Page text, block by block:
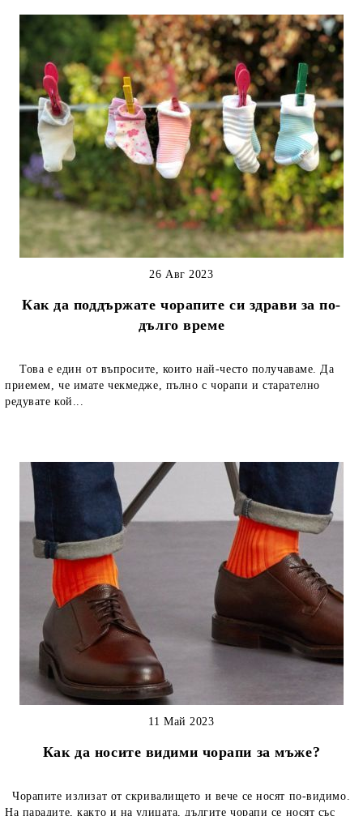
Как да поддържате чорапите си здрави за по-
дълго време
26 Авг 2023
Това е един от въпросите, които най-често получаваме. Да
приемем, че имате чекмедже, пълно с чорапи и старателно
редувате кой...
Как да носите видими чорапи за мъже?
11 Май 2023
Чорапите излизат от скривалището и вече се носят по-видимо.
На парадите, както и на улицата, дългите чорапи се носят със